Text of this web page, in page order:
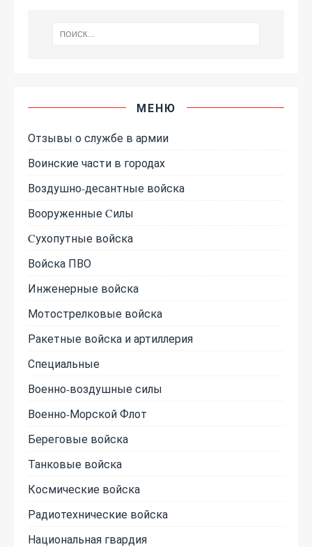
МЕНЮ
Отзывы о службе в армии
Воинские части в городах
Воздушно-десантные войска
Вооруженные Cилы
Cухопутные войска
Войска ПВО
Инженерные войска
Мотострелковые войска
Ракетные войска и артиллерия
Специальные
Военно-воздушные силы
Военно-Морской Флот
Береговые войска
Танковые войска
Космические войска
Радиотехнические войска
Национальная гвардия